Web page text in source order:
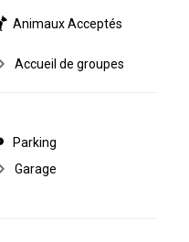
Animaux Acceptés
Accueil de groupes
Parking
Garage